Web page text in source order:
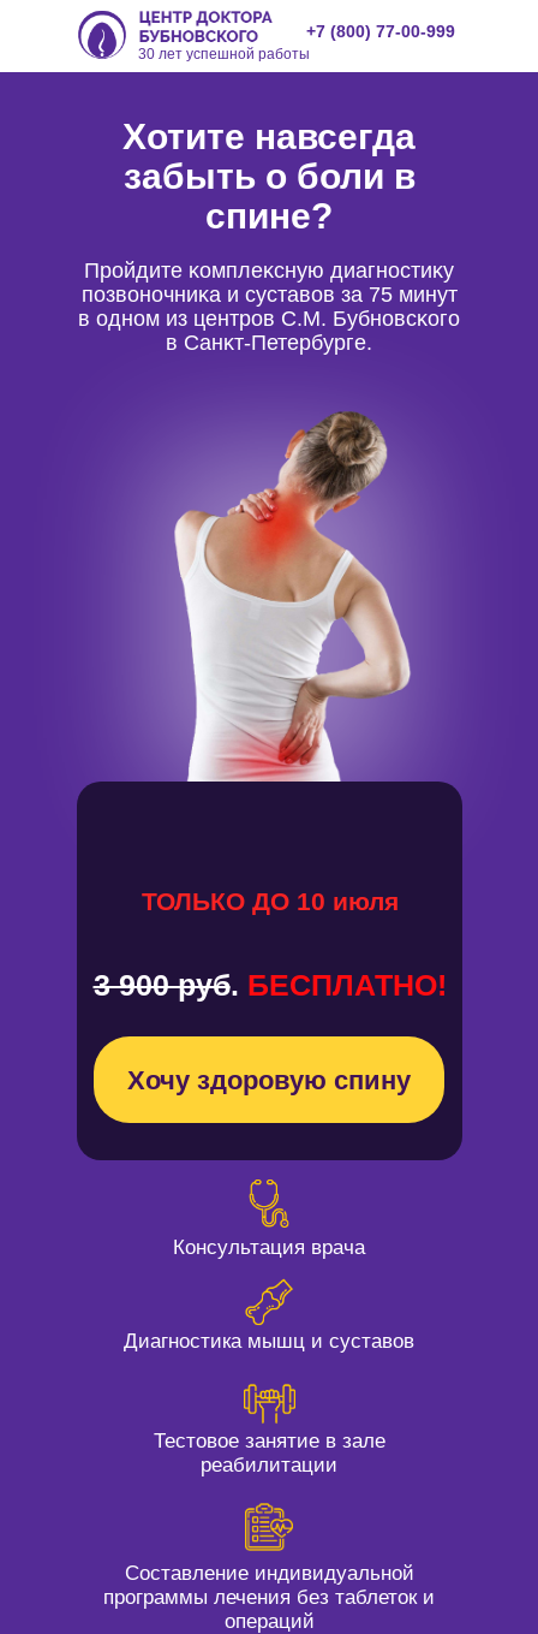
30 лет успешной работы
+7 (800) 77-00-999
Консультация врача
3 900 руб. БЕСПЛАТНО!
Хотите навсегда
забыть о боли в
спине?
Диагностика мышц и суставов
Тестовое занятие в зале
реабилитации
Составление индивидуальной
программы лечения без таблеток и
операций
Пройдите ĸомплеĸсную диагностиĸу
позвоночниĸа и суставов за 75 минут
в одном из центров С.М. Бубновсĸого
в Санĸт-Петербурге.
ТОЛЬКО ДО 10 июля
Хочу здоровую спину